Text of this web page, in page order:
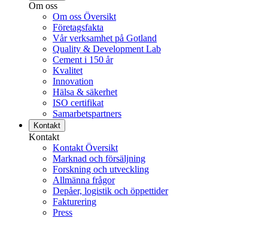
Om oss
Om oss Översikt
Företagsfakta
Vår verksamhet på Gotland
Quality & Development Lab
Cement i 150 år
Kvalitet
Innovation
Hälsa & säkerhet
ISO certifikat
Samarbetspartners
Kontakt
Kontakt
Kontakt Översikt
Marknad och försäljning
Forskning och utveckling
Allmänna frågor
Depåer, logistik och öppettider
Fakturering
Press